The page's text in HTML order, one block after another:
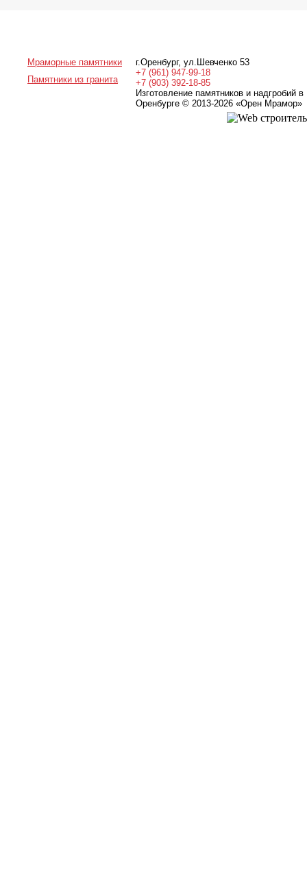
Мраморные памятники
Памятники из гранита
г.Оренбург, ул.Шевченко 53
+7 (961) 947-99-18
+7 (903) 392-18-85
Изготовление памятников и надгробий в
Оренбурге © 2013-2026 «Орен Мрамор»